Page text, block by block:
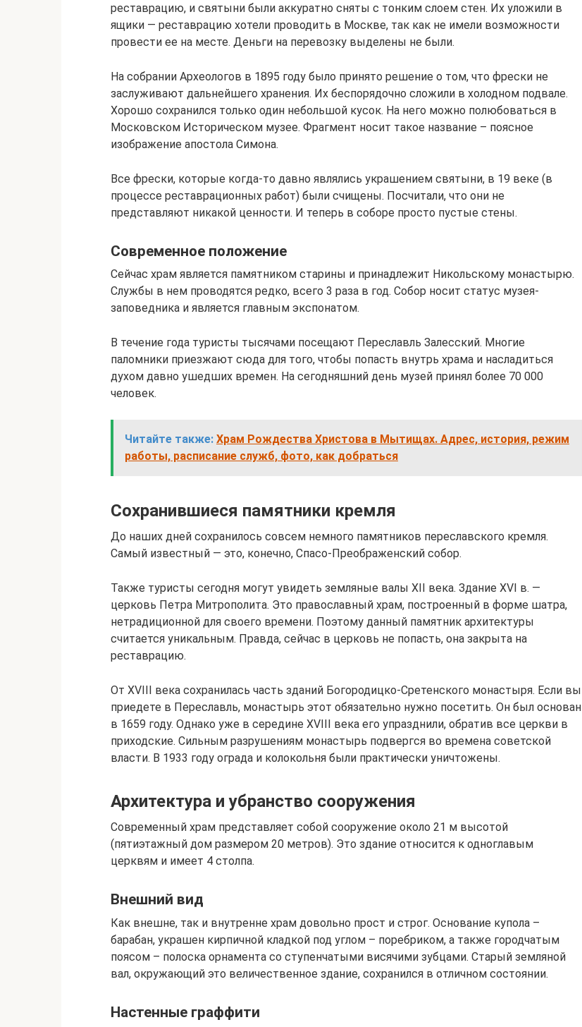
реставрацию, и святыни были аккуратно сняты с тонким слоем стен. Их уложили в
ящики — реставрацию хотели проводить в Москве, так как не имели возможности
провести ее на месте. Деньги на перевозку выделены не были.
На собрании Археологов в 1895 году было принято решение о том, что фрески не
заслуживают дальнейшего хранения. Их беспорядочно сложили в холодном подвале.
Хорошо сохранился только один небольшой кусок. На него можно полюбоваться в
Московском Историческом музее. Фрагмент носит такое название – поясное
изображение апостола Симона.
Все фрески, которые когда-то давно являлись украшением святыни, в 19 веке (в
процессе реставрационных работ) были счищены. Посчитали, что они не
представляют никакой ценности. И теперь в соборе просто пустые стены.
Современное положение
Сейчас храм является памятником старины и принадлежит Никольскому монастырю.
Службы в нем проводятся редко, всего 3 раза в год. Собор носит статус музея-
заповедника и является главным экспонатом.
В течение года туристы тысячами посещают Переславль Залесский. Многие
паломники приезжают сюда для того, чтобы попасть внутрь храма и насладиться
духом давно ушедших времен. На сегодняшний день музей принял более 70 000
человек.
Читайте также: Храм Рождества Христова в Мытищах. Адрес, история, режим
работы, расписание служб, фото, как добраться
Сохранившиеся памятники кремля
До наших дней сохранилось совсем немного памятников переславского кремля.
Самый известный — это, конечно, Спасо-Преображенский собор.
Также туристы сегодня могут увидеть земляные валы XII века. Здание XVI в. —
церковь Петра Митрополита. Это православный храм, построенный в форме шатра,
нетрадиционной для своего времени. Поэтому данный памятник архитектуры
считается уникальным. Правда, сейчас в церковь не попасть, она закрыта на
реставрацию.
От XVIII века сохранилась часть зданий Богородицко-Сретенского монастыря. Если вы
приедете в Переславль, монастырь этот обязательно нужно посетить. Он был основан
в 1659 году. Однако уже в середине XVIII века его упразднили, обратив все церкви в
приходские. Сильным разрушениям монастырь подвергся во времена советской
власти. В 1933 году ограда и колокольня были практически уничтожены.
Архитектура и убранство сооружения
Современный храм представляет собой сооружение около 21 м высотой
(пятиэтажный дом размером 20 метров). Это здание относится к одноглавым
церквям и имеет 4 столпа.
Внешний вид
Как внешне, так и внутренне храм довольно прост и строг. Основание купола –
барабан, украшен кирпичной кладкой под углом – поребриком, а также городчатым
поясом – полоска орнамента со ступенчатыми висячими зубцами. Старый земляной
вал, окружающий это величественное здание, сохранился в отличном состоянии.
Настенные граффити